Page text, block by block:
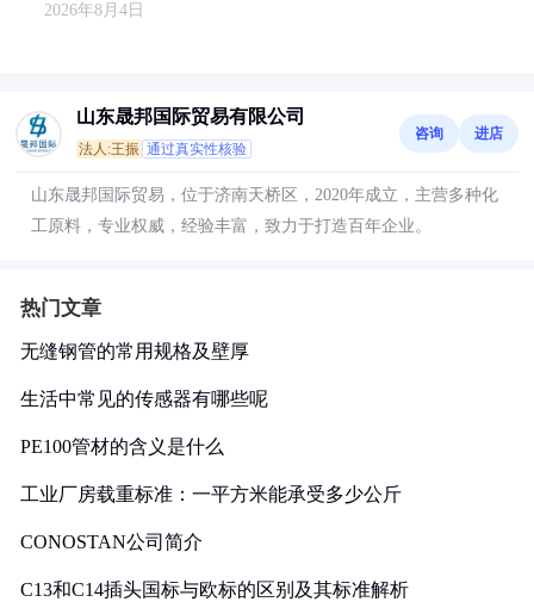
2026年8月4日
山东晟邦国际贸易有限公司
法人:王振 通过真实性核验
咨询 进店
山东晟邦国际贸易，位于济南天桥区，2020年成立，主营多种化
工原料，专业权威，经验丰富，致力于打造百年企业。
热门文章
无缝钢管的常用规格及壁厚
生活中常见的传感器有哪些呢
PE100管材的含义是什么
工业厂房载重标准：一平方米能承受多少公斤
CONOSTAN公司简介
C13和C14插头国标与欧标的区别及其标准解析